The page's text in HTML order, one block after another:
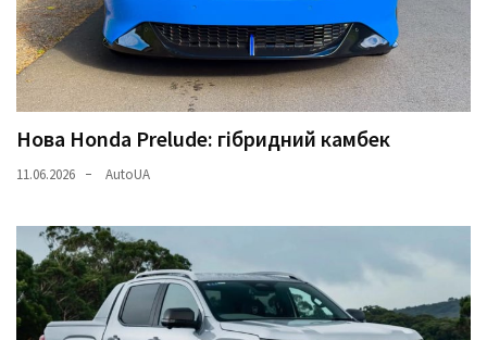
Нова Honda Prelude: гібридний камбек
11.06.2026 AutoUA